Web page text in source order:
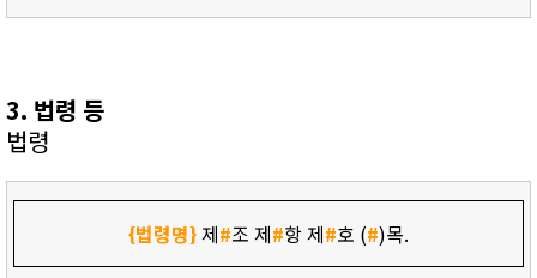
3. 법령 등
법령
{법령명}제#조 제#항 제#호 (#)목.